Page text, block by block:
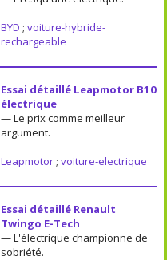
BYD ; voiture-hybride-
rechargeable
Essai détaillé Leapmotor B10
électrique
— Le prix comme meilleur
argument.
Leapmotor; voiture-electrique
Essai détaillé Renault
Twingo E-Tech
— L'électrique championne de
sobriété.